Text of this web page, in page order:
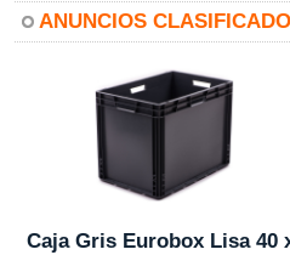
ANUNCIOS
Caja Gris Eurobox Lisa 40